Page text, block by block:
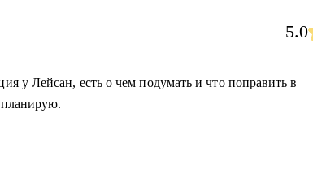
получил эту роль, и нуждается в менторстве.
5.0
у Лейсан, есть о чем подумать и что поправить в